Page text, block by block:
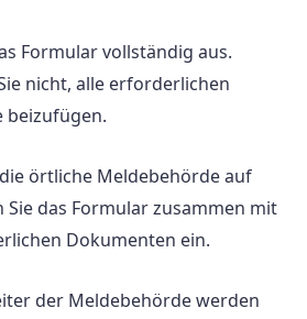
Formular vollständig aus.
nicht, alle erforderlichen
beizufügen.
örtliche Meldebehörde auf
Sie das Formular zusammen mit
Dokumenten ein.
der Meldebehörde werden